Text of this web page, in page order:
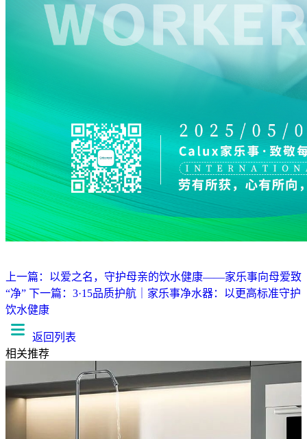
上一篇：以爱之名，守护母亲的饮水健康——家乐事向母爱致
“净” 下一篇：3·15品质护航｜家乐事净水器：以更高标准守护
饮水健康
返回列表
相关推荐